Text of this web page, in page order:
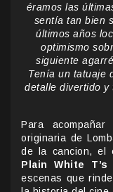
éramos las
sentía tan bien
últimos años
optimismo
siguiente
Tenía un tatuaje
detalle divertido y
Para
originaria de
de la cancion, el
Plain White T’s
escenas que